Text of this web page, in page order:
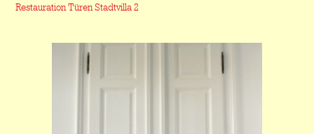
Restauration Türen Stadtvilla 2